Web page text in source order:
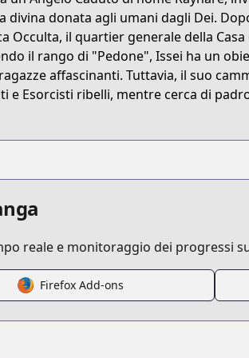
product/NEOBK-960131
divina donata agli umani dagli Dei.
Occulta, il quartier generale della
il rango di "Pedone", Issei ha un
affascinanti. Tuttavia, il suo
e Esorcisti ribelli, mentre cerca di
reale e monitoraggio dei progressi
Firefox Add-ons